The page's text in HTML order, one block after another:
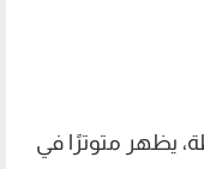
يظهر متوترًا في